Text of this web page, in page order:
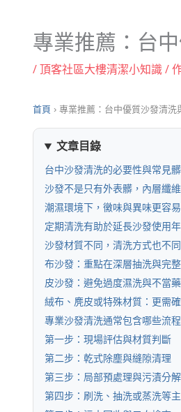
專業推薦：台
/頂客社區大樓清潔小知識/
首頁 › 專業推薦：台中優質沙發清洗
文章目錄
台中沙發清洗的必要性與常見
沙發不是只有外表髒，內層纖
潮濕環境下，黴味與異味更容
定期清洗有助於延長沙發使用
沙發材質不同，清洗方式也不同
布沙發：重點在深層抽洗與完
皮沙發：避免過度濕洗與不當藥
絨布、麂皮或特殊材質：更需
專業沙發清洗通常包含哪些流程
第一步：現場評估與材質判斷
第二步：乾式除塵與縫隙清理
第三步：局部預處理與污漬分解
第四步：刷洗、抽洗或蒸洗等